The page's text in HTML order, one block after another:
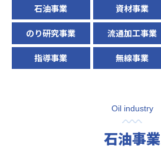
石油事業 資材事業
のり研究事業 流通加工事業
指導事業 無線事業
Oil industry
石油事業